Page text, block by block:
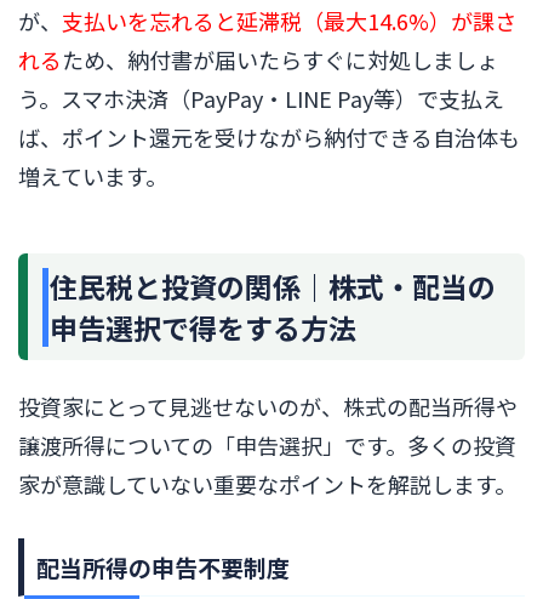
が、 支払いを忘れると延滞税（最大14.6%）が課さ
れるため、納付書が届いたらすぐに対処しましょ
う。スマホ決済（PayPay・LINE Pay等）で支払え
ば、ポイント還元を受けながら納付できる自治体も
増えています。
住民税と投資の関係｜株式・配当の
申告選択で得をする方法
投資家にとって見逃せないのが、株式の配当所得や
譲渡所得についての「申告選択」です。多くの投資
家が意識していない重要なポイントを解説します。
配当所得の申告不要制度